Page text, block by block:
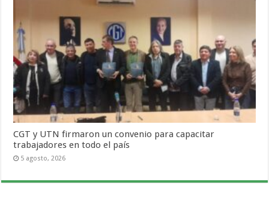
CGT y UTN firmaron un convenio para capacitar
trabajadores en todo el país
5 agosto, 2026